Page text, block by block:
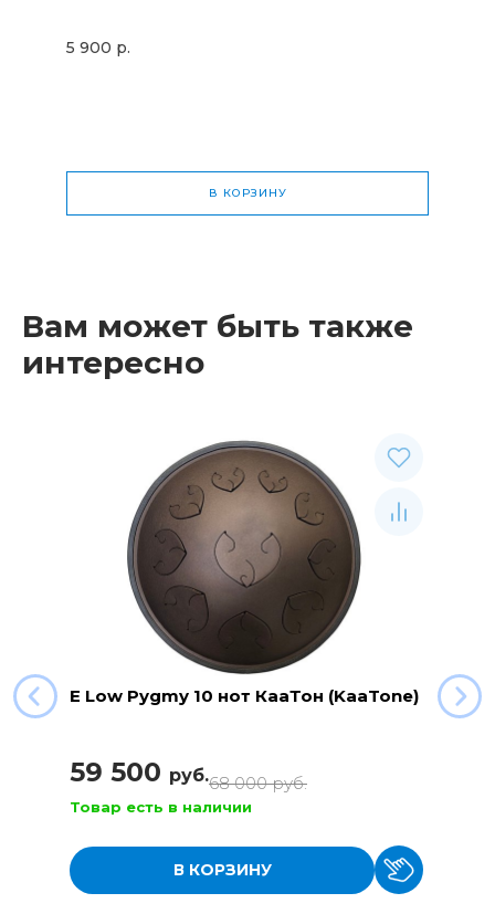
5 900 р.
В КОРЗИНУ
Вам может быть также
интересно
E Low Pygmy 10 нот КааТон (KaaTone)
59 500 руб.68 000руб.
Товар есть в наличии
В КОРЗИНУ